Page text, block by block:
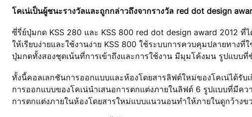
โคเน่เป็นผู้ชนะรางวัลและถูกกล่าวถึงจากรางวัล red dot design
ซี่รี่ย์ปุ่มกด KSS 280 และ KSS 800 red dot design award 2012
ให้เรียบง่ายและใช้งานง่าย KSS 800 ใช้ระบบการควบคุมปลายทาง
ปุ่มกดทั้งสองชุดเน้นที่การเข้าถึงและการใช้งาน มีมุมโค้งมน รูปแบบ
ทั้งนี้คอลเลกชันการออกแบบและห้องโดยสารลิฟต์ใหม่ของโคเน่ได้รั
การออกแบบของโคเน่นำเสนอการตกแต่งภายในลิฟต์ 6 รูปแบบที่มี
การตกแต่งภายในห้องโดยสารใหม่แบบแนวนอนทำให้ภายในดูกว้างข